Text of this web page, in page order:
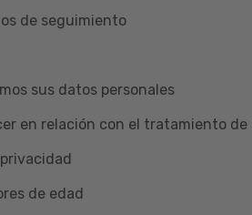
de seguimiento
sus datos personales
en relación con el tratamiento de
de edad